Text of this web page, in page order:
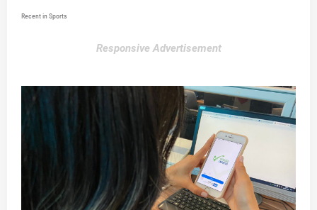
Recent in Sports
Responsive Advertisement